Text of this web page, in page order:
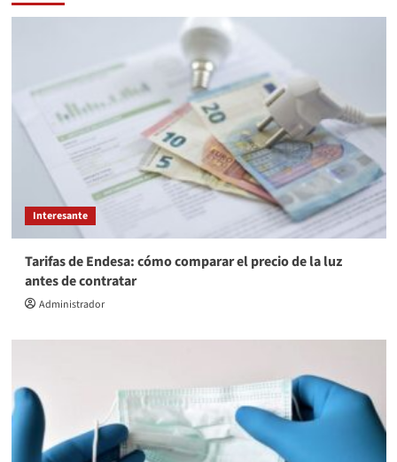
Interesante
Tarifas de Endesa: cómo comparar el precio de la luz
antes de contratar
Administrador